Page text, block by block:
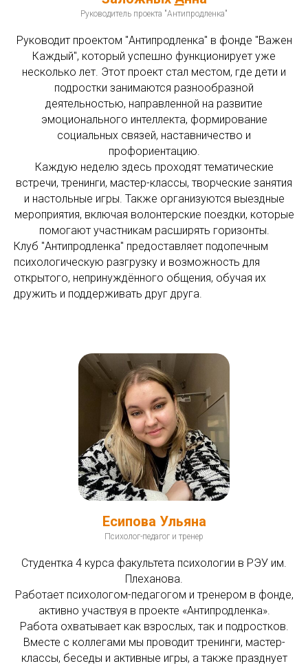
Руководитель проекта "Антипродленка"
Руководит проектом "Антипродленка" в фонде "Важен
Каждый", который успешно функционирует уже
несколько лет. Этот проект стал местом, где дети и
подростки занимаются разнообразной
деятельностью, направленной на развитие
эмоционального интеллекта, формирование
социальных связей, наставничество и
профориентацию.
Каждую неделю здесь проходят тематические
встречи, тренинги, мастер-классы, творческие занятия
и настольные игры. Также организуются выездные
мероприятия, включая волонтерские поездки, которые
помогают участникам расширять горизонты.
Клуб "Антипродленка" предоставляет подопечным
психологическую разгрузку и возможность для
открытого, непринуждённого общения, обучая их
дружить и поддерживать друг друга.
Есипова Ульяна
Психолог-педагог и тренер
Студентка 4 курса факультета психологии в РЭУ им.
Плеханова.
Работает психологом-педагогом и тренером в фонде,
активно участвуя в проекте «Антипродленка».
Работа охватывает как взрослых, так и подростков.
Вместе с коллегами мы проводит тренинги, мастер-
классы, беседы и активные игры, а также празднует